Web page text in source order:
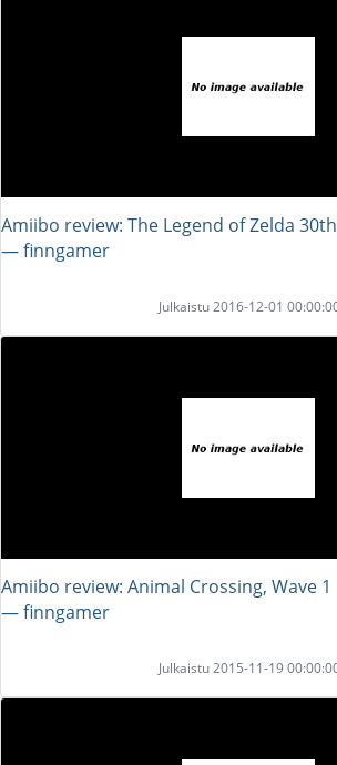
Amiibo review: The Legend of Zelda
― finngamer
Julkaistu 2016-12-01
Amiibo review: Animal Crossing, Wave 1
― finngamer
Julkaistu 2015-11-19